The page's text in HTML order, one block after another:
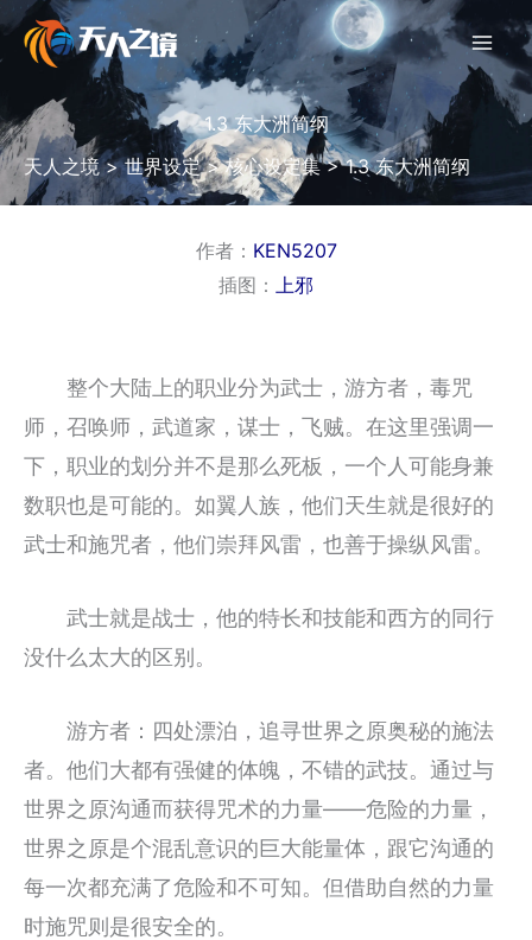
跳
容
1.3 东大洲简纲
天人之境>世界设定>核心设定集>1.3 东大洲简纲
作者： KEN5207
插图： 上邪
整个大陆上的职业分为武士，游方者，毒咒
师，召唤师，武道家，谋士，飞贼。在这里强调一
下，职业的划分并不是那么死板，一个人可能身兼
数职也是可能的。如翼人族，他们天生就是很好的
武士和施咒者，他们崇拜风雷，也善于操纵风雷。
武士就是战士，他的特长和技能和西方的同行
没什么太大的区别。
游方者：四处漂泊，追寻世界之原奥秘的施法
者。他们大都有强健的体魄，不错的武技。通过与
世界之原沟通而获得咒术的力量――危险的力量，
世界之原是个混乱意识的巨大能量体，跟它沟通的
每一次都充满了危险和不可知。但借助自然的力量
时施咒则是很安全的。